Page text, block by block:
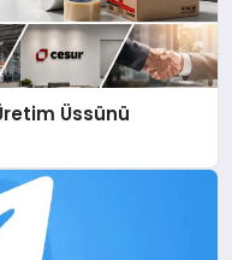
Üssünü